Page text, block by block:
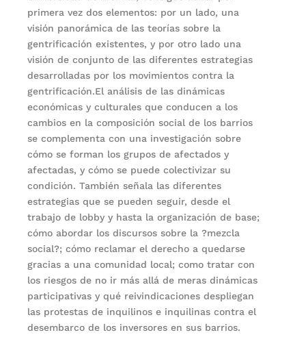
primera vez dos elementos: por un lado, una
visión panorámica de las teorías sobre la
gentrificación existentes, y por otro lado una
visión de conjunto de las diferentes estrategias
desarrolladas por los movimientos contra la
gentrificación.El análisis de las dinámicas
económicas y culturales que conducen a los
cambios en la composición social de los barrios
se complementa con una investigación sobre
cómo se forman los grupos de afectados y
afectadas, y cómo se puede colectivizar su
condición. También señala las diferentes
estrategias que se pueden seguir, desde el
trabajo de lobby y hasta la organización de base;
cómo abordar los discursos sobre la ?mezcla
social?; cómo reclamar el derecho a quedarse
gracias a una comunidad local; como tratar con
los riesgos de no ir más allá de meras dinámicas
participativas y qué reivindicaciones despliegan
las protestas de inquilinos e inquilinas contra el
desembarco de los inversores en sus barrios.